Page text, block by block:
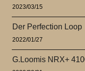
2023/03/15
Der Perfection Loop
2022/01/27
G.Loomis NRX+